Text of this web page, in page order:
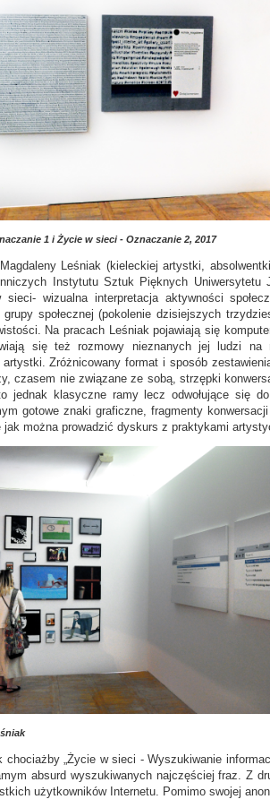
1 i Życie w sieci - Oznaczanie 2, 2017
Leśniak (kieleckiej artystki,
Instytutu Sztuk Pięknych
sieci- wizualna interpretacja aktywności
społecznej (pokolenie dzisiejszych
Na pracach Leśniak pojawiają się
się też rozmowy nieznanych jej ludzi na
Zróżnicowany format i sposób
czasem nie związane ze sobą, strzępki
jednak klasyczne ramy lecz odwołujące się
gotowe znaki graficzne, fragmenty
jak można prowadzić dyskurs z praktykami
chociażby „Życie w sieci - Wyszukiwanie
absurd wyszukiwanych najczęściej fraz. Z
użytkowników Internetu. Pomimo swojej